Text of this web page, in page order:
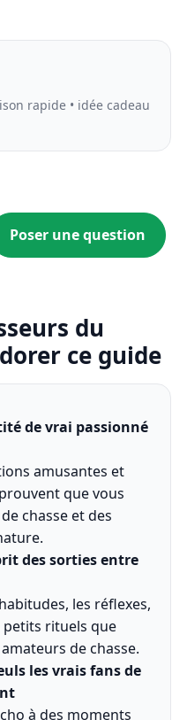
rapide • idée cadeau
Poser une question
du
ce guide
de vrai passionné
amusantes et
que vous
chasse et des
des sorties entre
les réflexes,
petits rituels que
de chasse.
les vrais fans de
à des moments